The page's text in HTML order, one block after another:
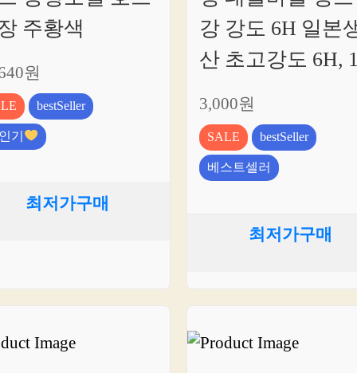
주황색
원
bestSeller
인기
최저가구매
강 강도 6H 일본
산 초고강도 6H,
3,000원
SALE
bestSeller
베스트셀러
최저가구매